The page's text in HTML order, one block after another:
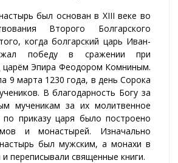
был основан в XIII веке во
Второго Болгарского
когда болгарский царь Иван-
победу в сражении при
царём Эпира Феодором Комниным.
9 марта 1230 года, в день Сорока
В благодарность Богу за
мученикам за их молитвенное
по приказу царя было построено
и монастырей. Изначально
был мужским, а монахи в
переписывали священные книги.